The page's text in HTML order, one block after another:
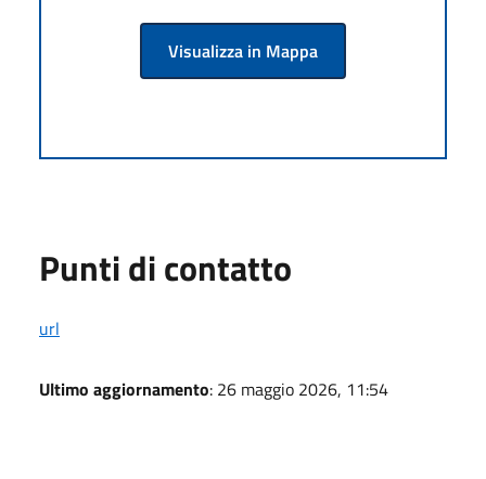
Visualizza in Mappa
Punti di contatto
url
Ultimo aggiornamento: 26 maggio 2026, 11:54